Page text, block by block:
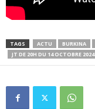
TAGS ACTU BURKINA
JT DE 20H DU 14 OCTOBRE 2024